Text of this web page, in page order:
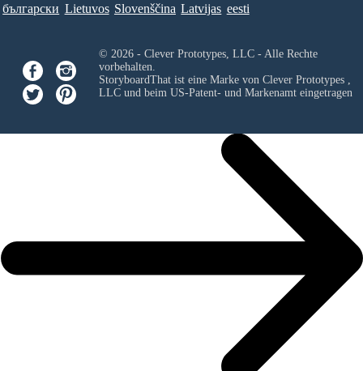
български Lietuvos Slovenščina Latvijas eesti
© 2026 - Clever Prototypes, LLC - Alle Rechte
vorbehalten.
StoryboardThat ist eine Marke von Clever Prototypes ,
LLCund beim US-Patent- und Markenamt eingetragen